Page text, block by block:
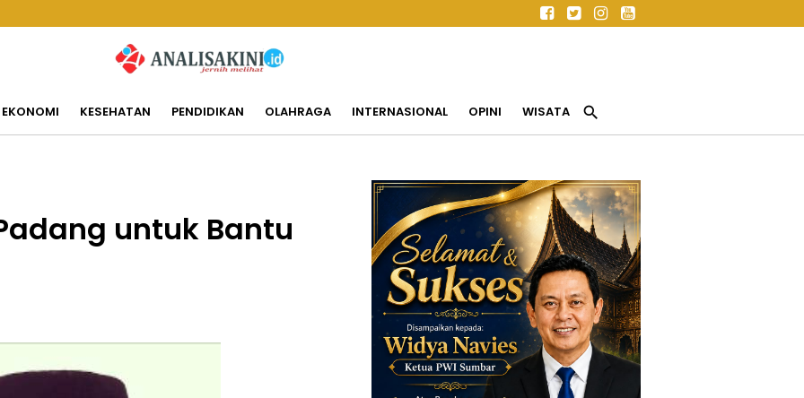
EKONOMI KESEHATAN PENDIDIKAN OLAHRAGA INTERNASIONAL OPINI WISATA search
untuk Bantu